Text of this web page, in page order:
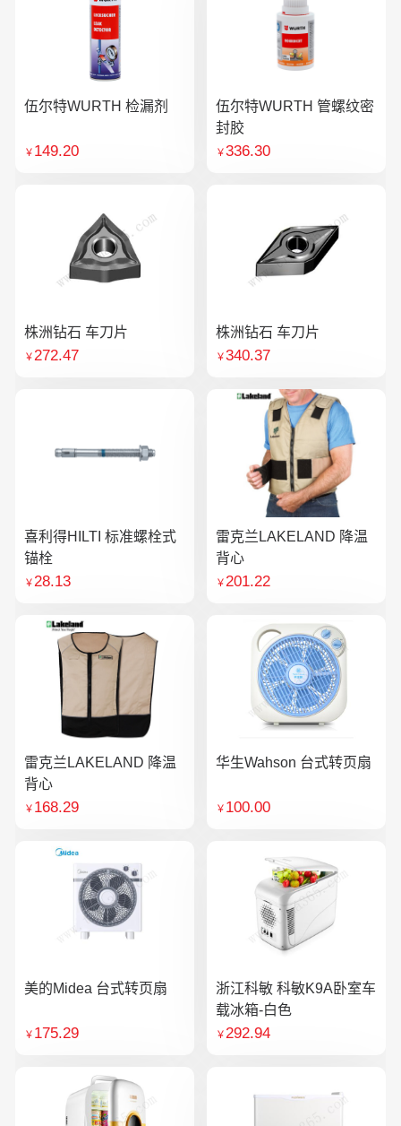
伍尔特WURTH 检漏剂
￥ 149.20
伍尔特WURTH 管螺纹密
封胶
￥336.30
株洲钻石 车刀片
￥272.47
株洲钻石 车刀片
￥340.37
喜利得HILTI 标准螺栓式
锚栓
￥28.13
雷克兰LAKELAND 降温
背心
￥201.22
雷克兰LAKELAND 降温
背心
￥ 168.29
华生Wahson 台式转页扇
￥ 100.00
美的Midea 台式转页扇
￥ 175.29
浙江科敏 科敏K9A卧室车
载冰箱-白色
￥292.94